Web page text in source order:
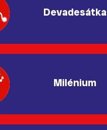
Devadesátka
Milénium